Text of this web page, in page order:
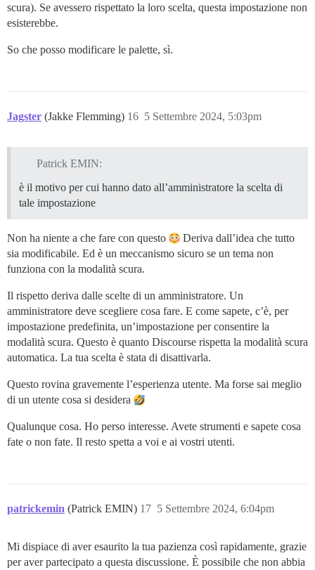
scura). Se avessero rispettato la loro scelta, questa impostazione non
esisterebbe.
So che posso modificare le palette, sì.
Jagster (Jakke Flemming) 5 Settembre 2024, 5:03pm
16
Patrick EMIN:
è il motivo per cui hanno dato all’amministratore la scelta di
tale impostazione
Non ha niente a che fare con questo
Deriva dall’idea che tutto
sia modificabile. Ed è un meccanismo sicuro se un tema non
funziona con la modalità scura.
Il rispetto deriva dalle scelte di un amministratore. Un
amministratore deve scegliere cosa fare. E come sapete, c’è, per
impostazione predefinita, un’impostazione per consentire la
modalità scura. Questo è quanto Discourse rispetta la modalità scura
automatica. La tua scelta è stata di disattivarla.
Questo rovina gravemente l’esperienza utente. Ma forse sai meglio
di un utente cosa si desidera
Qualunque cosa. Ho perso interesse. Avete strumenti e sapete cosa
fate o non fate. Il resto spetta a voi e ai vostri utenti.
patrickemin (Patrick EMIN) 5 Settembre 2024, 6:04pm
17
Mi dispiace di aver esaurito la tua pazienza così rapidamente, grazie
per aver partecipato a questa discussione. È possibile che non abbia